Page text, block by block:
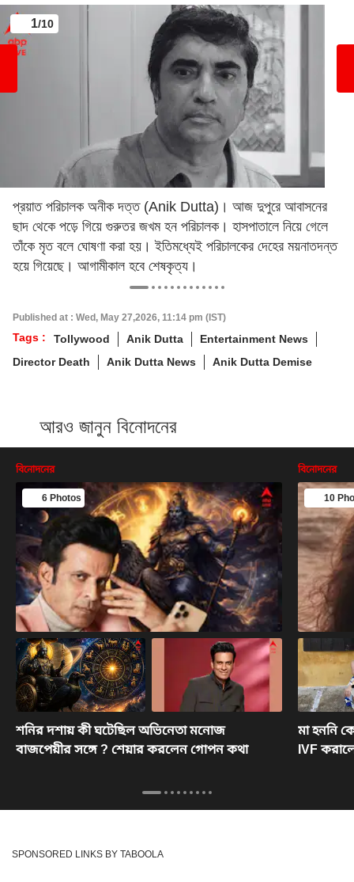
1/10
প্রয়াত পরিচালক অনীক দত্ত (Anik Dutta)। আজ দুপুরে আবাসনের
ছাদ থেকে পড়ে গিয়ে গুরুতর জখম হন পরিচালক। হাসপাতালে নিয়ে গেলে
তাঁকে মৃত বলে ঘোষণা করা হয়। ইতিমধ্যেই পরিচালকের দেহের ময়নাতদন্ত
হয়ে গিয়েছে। আগামীকাল হবে শেষকৃত্য।
Published at : Wed, May 27,2026, 11:14 pm (IST)
Tags : Tollywood Anik Dutta
Entertainment News
Director Death
Anik Dutta News Anik Dutta Demise
আরও জানুন বিনোদনের
বিনোদনের
6 Photos
শনির দশায় কী ঘটেছিল অভিনেতা মনোজ
বাজপেয়ীর সঙ্গে ? শেয়ার করলেন গোপন কথা
বিনোদনের
10
মা হননি
IVF
SPONSORED LINKS BY TABOOLA